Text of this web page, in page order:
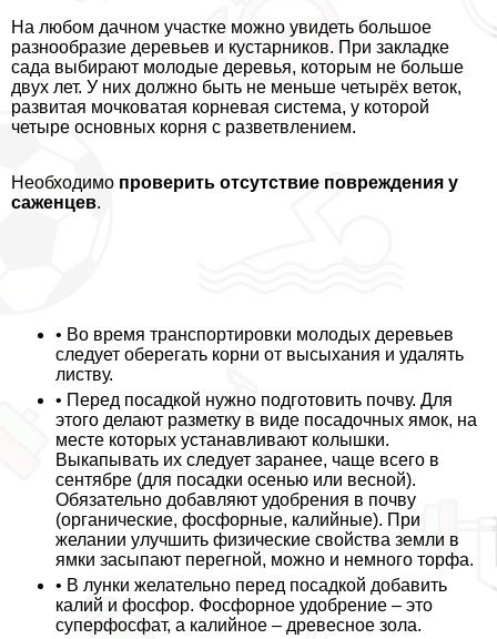
На любом дачном участке можно увидеть большое
разнообразие деревьев и кустарников. При закладке
сада выбирают молодые деревья, которым не больше
двух лет. У них должно быть не меньше четырёх веток,
развитая мочковатая корневая система, у которой
четыре основных корня с разветвлением.
Необходимо проверить отсутствие повреждения у
саженцев.
• Во время трaнcпортировки молодых деревьев
следует оберегать корни от высыхания и удалять
листву.
• Перед посадкой нужно подготовить почву. Для
этого делают разметку в виде посадочных ямок, на
месте которых устанавливают колышки.
Выкапывать их следует заранее, чаще всего в
сентябре (для посадки осенью или весной).
Обязательно добавляют удобрения в почву
(органические, фосфорные, калийные). При
желании улучшить физические свойства земли в
ямки засыпают перегной, можно и немного торфа.
• В лунки желательно перед посадкой добавить
калий и фосфор. Фосфорное удобрение – это
суперфосфат, а калийное – древесное зола.